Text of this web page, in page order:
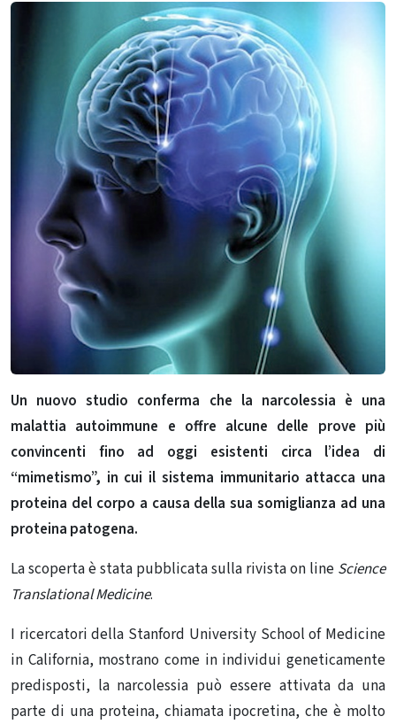
Un nuovo studio conferma che la narcolessia è una
malattia autoimmune e offre alcune delle prove più
convincenti fino ad oggi esistenti circa l’idea di
“mimetismo”, in cui il sistema immunitario attacca una
proteina del corpo a causa della sua somiglianza ad una
proteina patogena.
La scoperta è stata pubblicata sulla rivista on line Science
Translational Medicine.
I ricercatori della Stanford University School of Medicine
in California, mostrano come in individui geneticamente
predisposti, la narcolessia può essere attivata da una
parte di una proteina, chiamata ipocretina, che è molto